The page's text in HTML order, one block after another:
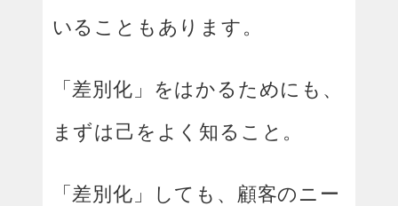
いることもあります。
「差別化」をはかるためにも、
まずは己をよく知ること。
「差別化」しても、顧客のニー